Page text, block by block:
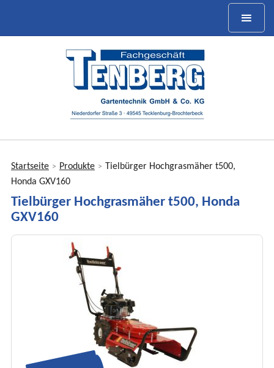
Sie
hier
Startseite > Produkte > Tielbürger Hochgrasmäher t500,
Honda GXV160
Tielbürger Hochgrasmäher t500, Honda
GXV160